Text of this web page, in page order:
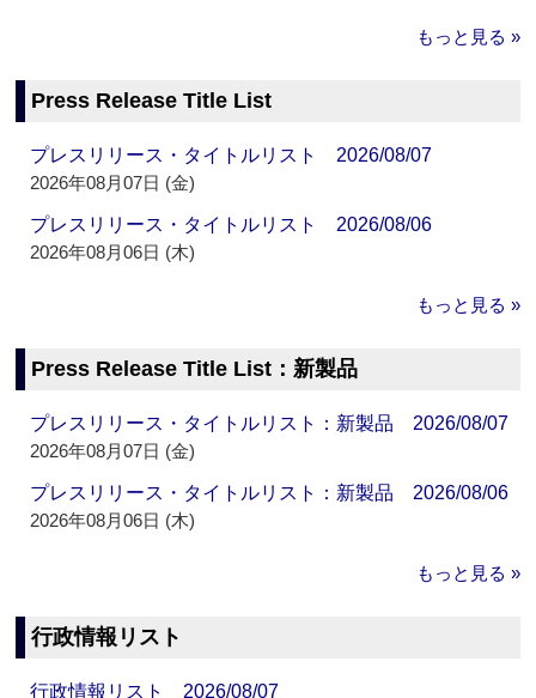
もっと見る »
Press Release Title List
プレスリリース・タイトルリスト 2026/08/07
2026年08月07日 (金)
プレスリリース・タイトルリスト 2026/08/06
2026年08月06日 (木)
もっと見る »
Press Release Title List：新製品
プレスリリース・タイトルリスト：新製品 2026/08/07
2026年08月07日 (金)
プレスリリース・タイトルリスト：新製品 2026/08/06
2026年08月06日 (木)
もっと見る »
行政情報リスト
行政情報リスト 2026/08/07